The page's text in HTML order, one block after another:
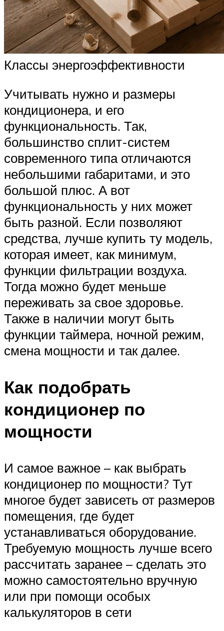
Классы энергоэффективности
Учитывать нужно и размеры
кондиционера, и его
функциональность. Так,
большинство сплит-систем
современного типа отличаются
небольшими габаритами, и это
большой плюс. А вот
функциональность у них может
быть разной. Если позволяют
средства, лучше купить ту модель,
которая имеет, как минимум,
функции фильтрации воздуха.
Тогда можно будет меньше
переживать за свое здоровье.
Также в наличии могут быть
функции таймера, ночной режим,
смена мощности и так далее.
Как подобрать
кондиционер по
мощности
И самое важное – как выбрать
кондиционер по мощности? Тут
многое будет зависеть от размеров
помещения, где будет
устанавливаться оборудование.
Требуемую мощность лучше всего
рассчитать заранее – сделать это
можно самостоятельно вручную
или при помощи особых
калькуляторов в сети